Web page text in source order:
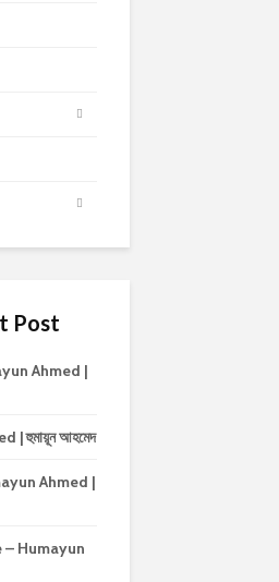
Post
Ahmed |
হুমায়ূন আহমেদ
Ahmed |
– Humayun